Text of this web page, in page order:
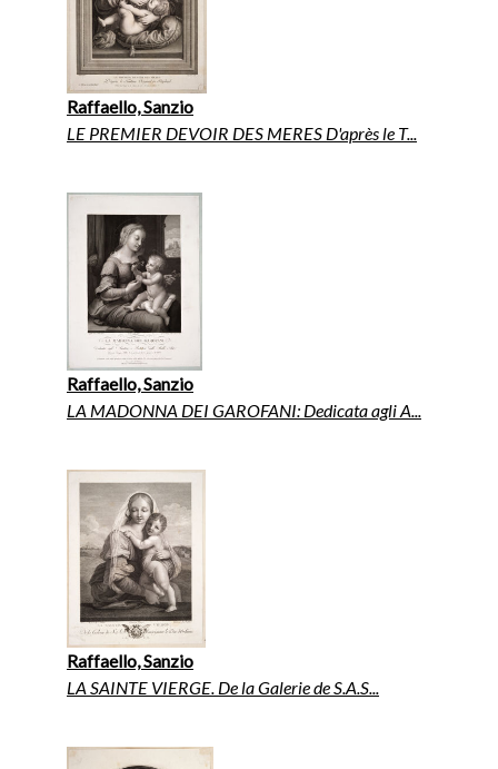
Raffaello, Sanzio
LE PREMIER DEVOIR DES MERES D'après le T...
Raffaello, Sanzio
LA MADONNA DEI GAROFANI: Dedicata agli A...
Raffaello, Sanzio
LA SAINTE VIERGE. De la Galerie de S.A.S...